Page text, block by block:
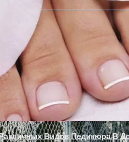
Дверей
Как Сохранить Газон Зимой
Видов Педикюра В
В Мышцах?